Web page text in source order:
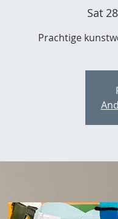
Sat
Prachtige